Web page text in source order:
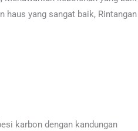
haus yang sangat baik, Rintangan
karbon dengan kandungan